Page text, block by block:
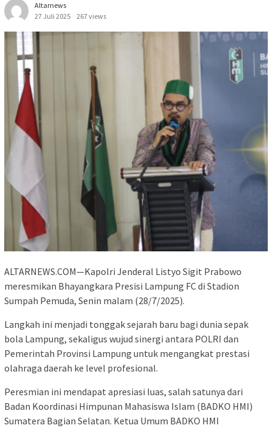
Altarnews
27 Juli 2025
267 views
ALTARNEWS.COM—Kapolri Jenderal Listyo Sigit Prabowo
meresmikan Bhayangkara Presisi Lampung FC di Stadion
Sumpah Pemuda, Senin malam (28/7/2025).
Langkah ini menjadi tonggak sejarah baru bagi dunia sepak
bola Lampung, sekaligus wujud sinergi antara POLRI dan
Pemerintah Provinsi Lampung untuk mengangkat prestasi
olahraga daerah ke level profesional.
Peresmian ini mendapat apresiasi luas, salah satunya dari
Badan Koordinasi Himpunan Mahasiswa Islam (BADKO HMI)
Sumatera Bagian Selatan. Ketua Umum BADKO HMI